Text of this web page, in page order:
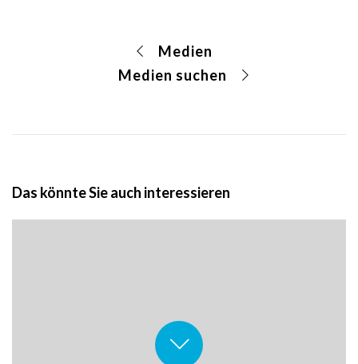
Medien
Medien suchen
Das könnte Sie auch interessieren